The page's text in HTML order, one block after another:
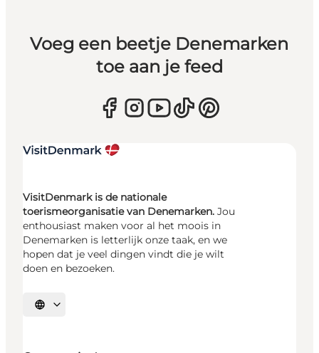
Voeg een beetje Denemarken
toe aan je feed
VisitDenmark is de nationale
toerismeorganisatie van Denemarken. Jou
enthousiast maken voor al het moois in
Denemarken is letterlijk onze taak, en we
hopen dat je veel dingen vindt die je wilt
doen en bezoeken.
Selecteer taal